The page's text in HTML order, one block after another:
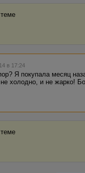
в 17:24
Я покупала месяц
холодно, и не жарко!